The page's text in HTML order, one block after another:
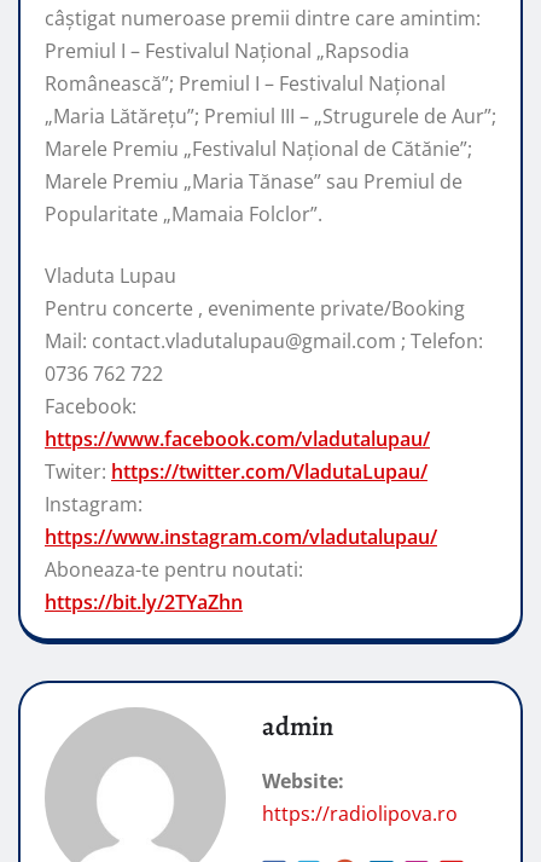
câştigat numeroase premii dintre care amintim:
Premiul I – Festivalul Național „Rapsodia
Românească”; Premiul I – Festivalul Național
„Maria Lătărețu”; Premiul III – „Strugurele de Aur”;
Marele Premiu „Festivalul Național de Cătănie”;
Marele Premiu „Maria Tănase” sau Premiul de
Popularitate „Mamaia Folclor”.
Vladuta Lupau
Pentru concerte , evenimente private/Booking
Mail: contact.vladutalupau@gmail.com ; Telefon:
0736 762 722
Facebook:
https://www.facebook.com/vladutalupau/
Twiter: https://twitter.com/VladutaLupau/
Instagram:
https://www.instagram.com/vladutalupau/
Aboneaza-te pentru noutati:
https://bit.ly/2TYaZhn
admin
Website:
https://radiolipova.ro